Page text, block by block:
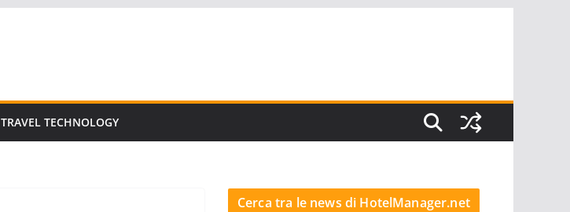
TRAVEL TECHNOLOGY
Cerca tra le news di HotelManager.net